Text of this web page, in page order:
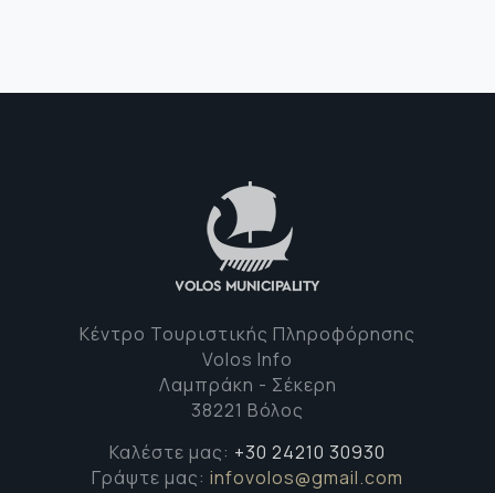
Κέντρο Τουριστικής Πληροφόρησης
Volos Info
Λαμπράκη - Σέκερη
38221 Βόλος
Καλέστε μας: +30 24210 30930
Γράψτε μας: infovolos@gmail.com